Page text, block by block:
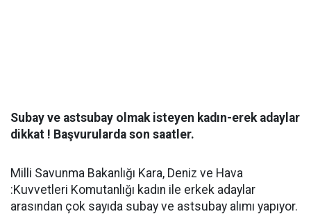
Subay ve astsubay olmak isteyen kadın-erek adaylar
dikkat ! Başvurularda son saatler.
Milli Savunma Bakanlığı Kara, Deniz ve Hava
:Kuvvetleri Komutanlığı kadın ile erkek adaylar
arasından çok sayıda subay ve astsubay alımı yapıyor.